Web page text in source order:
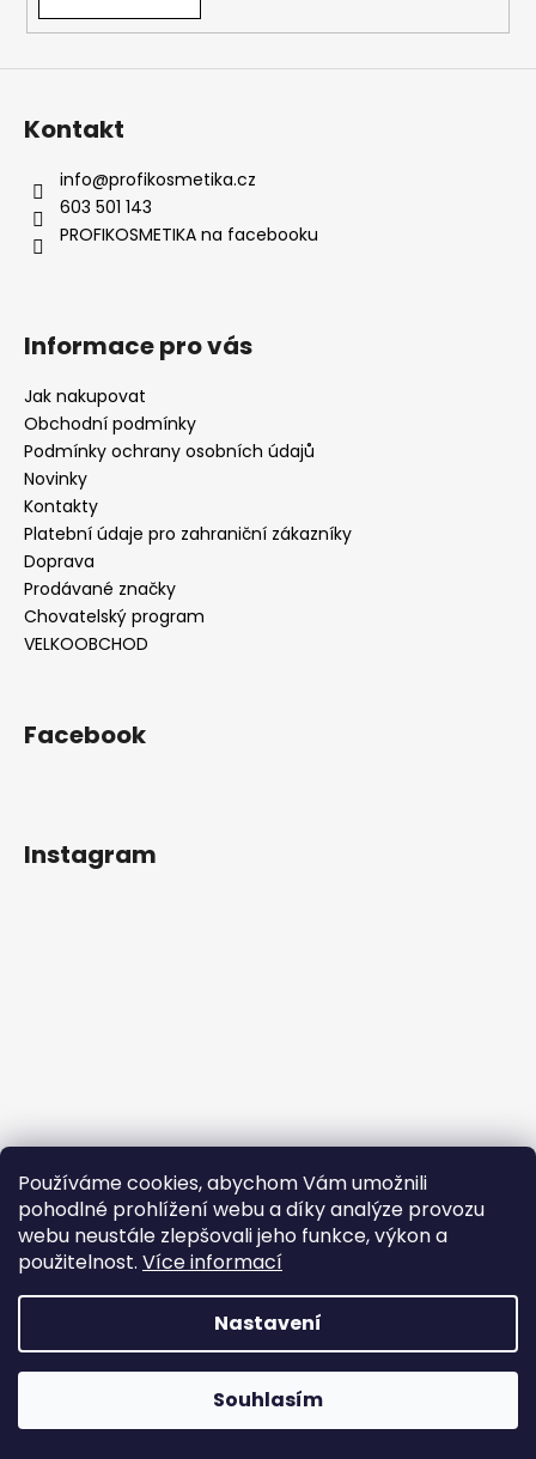
Používáme cookies, abychom Vám umožnili
pohodlné prohlížení webu a díky analýze provozu
webu neustále zlepšovali jeho funkce, výkon a
použitelnost. Více informací
Nastavení
Souhlasím
Kontakt
info@profikosmetika.cz
603 501 143
PROFIKOSMETIKA na facebooku
Informace pro vás
Jak nakupovat
Obchodní podmínky
Podmínky ochrany osobních údajů
Novinky
Kontakty
Platební údaje pro zahraniční zákazníky
Doprava
Prodávané značky
Chovatelský program
VELKOOBCHOD
Facebook
Instagram
Copyright 2026Profikosmetika. Všechna práva
Upravit nastavení cookies